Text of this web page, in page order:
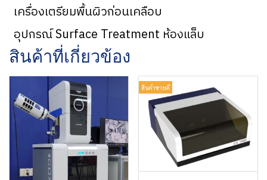
เครื่องเตรียมพื้นผิวก่อนเคลือบ
อุปกรณ์ Surface Treatment ห้องแล็บ
สินค้าที่เกี่ยวข้อง
สินค้าขายดี